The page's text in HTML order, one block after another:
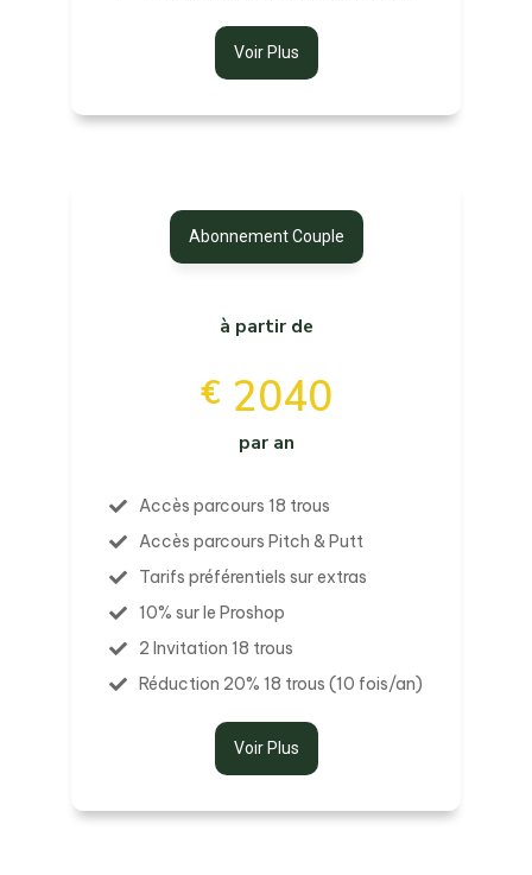
Voir Plus
Abonnement Couple
à partir de
€ 2040
par an
Accès parcours 18 trous
Accès parcours Pitch & Putt
Tarifs préférentiels sur extras
10% sur le Proshop
2 Invitation 18 trous
Réduction 20% 18 trous (10 fois/an)
Voir Plus